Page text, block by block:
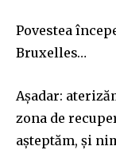
Povestea
Bruxelles…
Așadar:
zona de
așteptăm, și